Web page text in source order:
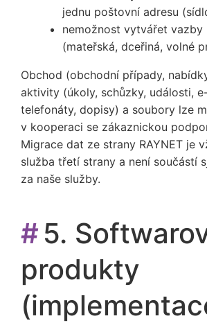
jednu poštovní adresu
nemožnost vytvářet vazby
(mateřská, dceřiná, volné
Obchod (obchodní případy,
aktivity (úkoly, schůzky, události,
telefonáty, dopisy) a soubory lze
v kooperaci se zákaznickou
Migrace dat ze strany RAYNET je
služba třetí strany a není součástí
za naše služby.
# 5.
produkty